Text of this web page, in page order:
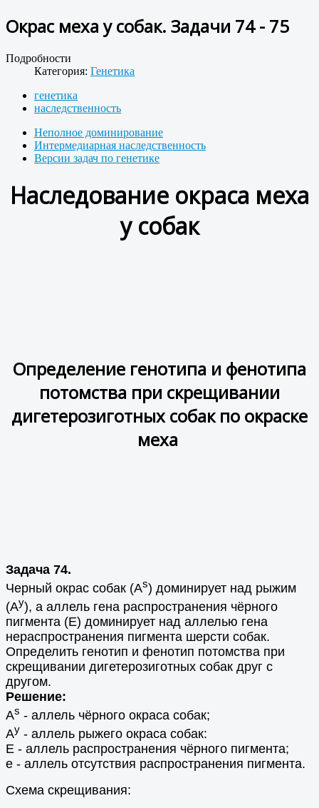
Окрас меха у собак. Задачи 74 - 75
Подробности
Категория: Генетика
генетика
наследственность
Неполное доминирование
Интермедиарная наследственность
Версии задач по генетике
Наследование окраса меха
у собак
Определение генотипа и фенотипа
потомства при скрещивании
дигетерозиготных собак по окраске
меха
Задача 74.
Черный окрас собак (As) доминирует над рыжим
(Ay), а аллель гена распространения чёрного
пигмента (Е) доминирует над аллелью гена
нераспространения пигмента шерсти собак.
Определить генотип и фенотип потомства при
скрещивании дигетерозиготных собак друг с
другом.
Решение:
As - аллель чёрного окраса собак;
Аy - аллель рыжего окраса собак:
Е - аллель распространения чёрного пигмента;
е - аллель отсутствия распространения пигмента.
Схема скрещивания: